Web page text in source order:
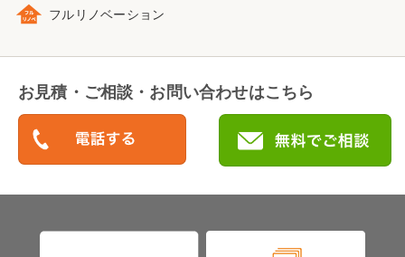
フルリノベーション
お見積・ご相談・お問い合わせはこちら